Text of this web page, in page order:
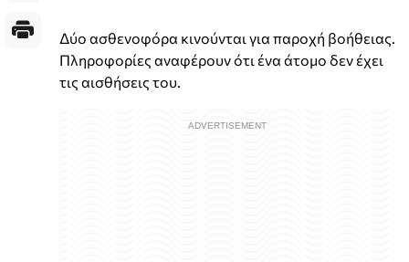
Δύο ασθενοφόρα κινούνται για παροχή βοήθειας.
Πληροφορίες αναφέρουν ότι ένα άτομο δεν έχει
τις αισθήσεις του.